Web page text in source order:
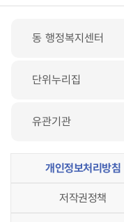
동 행정복지센터
단위누리집
유관기관
개인정보처리방침
저작권정책